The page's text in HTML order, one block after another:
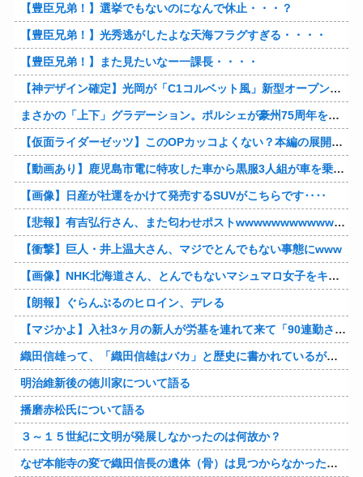
【豊臣兄弟！】選挙でもないのになんで休止・・・？
【豊臣兄弟！】光秀逃がしたよな天海フラグすぎる・・・・
【豊臣兄弟！】また見たいなー一課長・・・・
【神デザイン確定】光岡が「C1コルベット風」新型オープンカーの最新ティーザー画像を公開、マツダ・ロードスターの信頼性にレトロな外観がドッキング
まさかの「上下」グラデーション。ポルシェが豪州75周年を祝う特別モデル「911 Turbo S Land Down Under」を発表、1951年の「見果てぬ夢」が内外装に再現
【仮面ライダーゼッツ】このOPカッコよくない？本編の展開ちゃんと反映してて完成度高いし
【動画あり】鹿児島市電に特攻した車から黒服3人組が車を乗り捨てて逃走
【画像】日産が社運をかけて発売するSUVがこちらです‥‥
【悲報】有吉弘行さん、また匂わせポストwwwwwwwwwwwwwwww
【衝撃】巨人・井上温大さん、マジでとんでもない事態にwww
【画像】NHK北海道さん、とんでもないマシュマロ女子をキャスターに起用してしまうwwwwwwww
【朗報】ぐらんぶるのヒロイン、デレる
【マジかよ】入社3ヶ月の新人が労基を連れて来て「90連勤させられました」「労働基準法違反です」→俺「彼は30連休中ですが?」
織田信雄って、「織田信雄はバカ」と歴史に書かれているが今まで家が残っているんでバカではないよな？
明治維新後の徳川家について語る
播磨赤松氏について語る
３～１５世紀に文明が発展しなかったのは何故か？
なぜ本能寺の変で織田信長の遺体（骨）は見つからなかったのか